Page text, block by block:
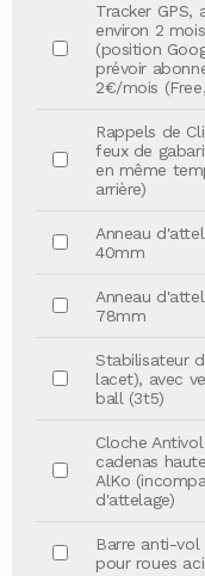
Tracker GPS,
environ 2
(position
prévoir
2€/mois
Rappels de
feux de
en même
arrière)
Anneau
40mm
Anneau
78mm
Stabilisateur
lacet), avec
ball (3t5)
Cloche
cadenas
AlKo
d'attelage)
Barre anti-
pour roues